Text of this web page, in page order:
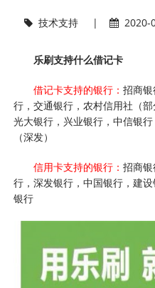
技术支持|
乐刷支持什么借记卡
借记卡支持的银行：招商
行，交通银行，农村信用社（
光大银行，兴业银行，中信银
（深发）
信用卡支持的银行：招商
行，深发银行，中国银行，建
银行